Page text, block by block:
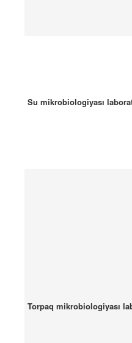
Su mikrobiologiyası
Torpaq mikrobiologiyası